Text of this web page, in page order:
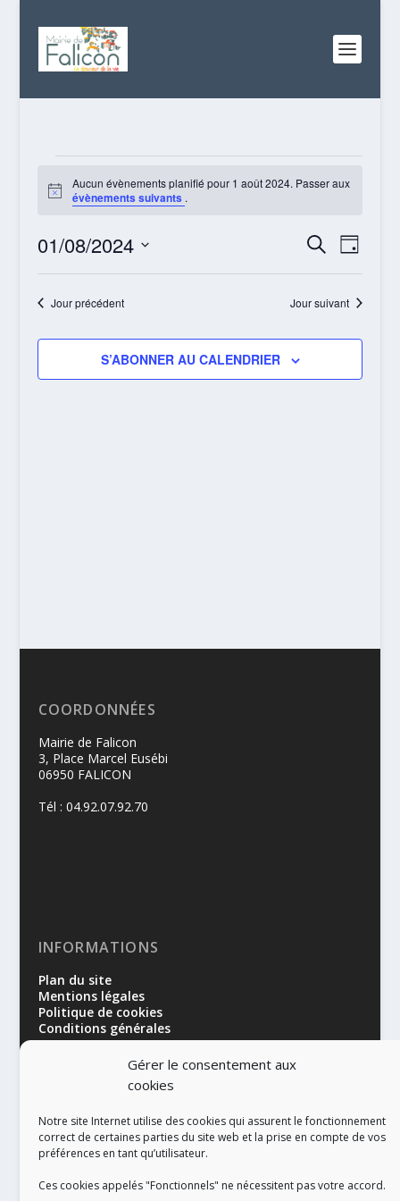
Gérer le consentement aux
cookies
Notre site Internet utilise des cookies qui assurent le fonctionnement
correct de certaines parties du site web et la prise en compte de vos
préférences en tant qu’utilisateur.
Ces cookies appelés "Fonctionnels" ne nécessitent pas votre accord.
ÉVÈNEMENTS
FOR
1
AOÛT
2024
Notice
Aucun évènements planifié pour 1 août 2024. Passer aux
évènements suivants .
ET
VUES
RECHERCHE
JOUR
01/08/2024
date.Jour précédent Jour suivant
S’ABONNER AU CALENDRIER
COORDONNÉES
Mairie de Falicon
3, Place Marcel Eusébi
06950 FALICON
Tél : 04.92.07.92.70
INFORMATIONS
Plan du site
Mentions légales
Politique de cookies
Conditions générales